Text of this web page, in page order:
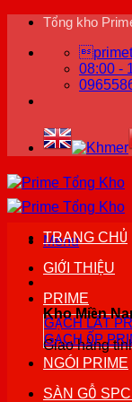
Tổng kho
08:00 -
Menu
Kho Miền
Giao hàng
TRANG CHỦ
GIỚI THIỆU
PRIME
GẠCH LÁT
GẠCH ỐP
NGÓI PRIME
SÀN GỖ